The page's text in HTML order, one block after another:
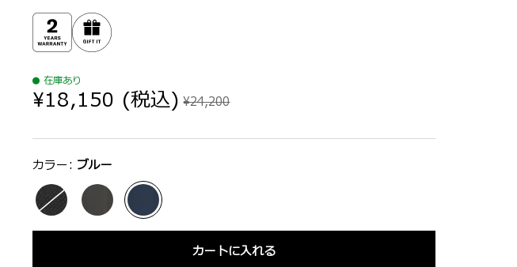
在庫あり
¥24,200
¥18,150 (税込)
選択：
カラー: ブルー
カートに入れる